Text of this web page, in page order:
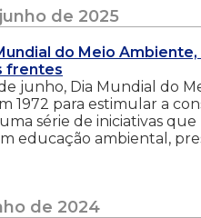
de 2025
do Meio
frentes
junho, Dia Mundial do
1972 para estimular a
série de iniciativas
educação ambiental,
de 2024